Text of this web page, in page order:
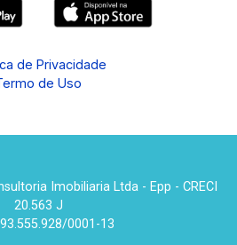
de Privacidade
de Uso
Imobiliaria Ltda - Epp - CRECI
20.563 J
0001-13